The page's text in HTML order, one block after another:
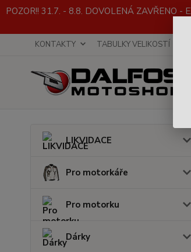
POZOR!! 31.7. - 8.8. DOVOLENÁ ZAVŘENO
KONTAKTY TABULKY VELIKOSTÍ
LIKVIDACE
Pro motorkáře
Pro motorku
Dárky